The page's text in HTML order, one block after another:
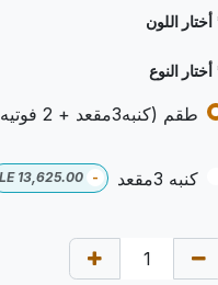
اللون
النوع
طقم (كنبه3مقعد + 2 فوتيه)
كنبه 3مقعد -
13,625.00
LE